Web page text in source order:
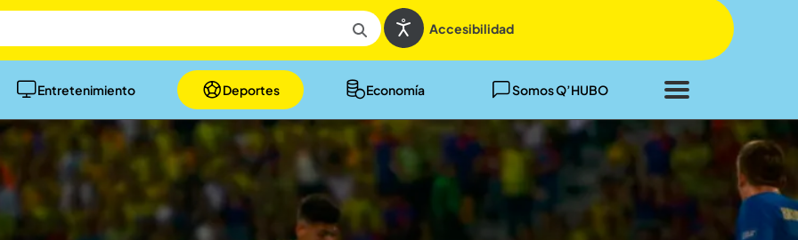
Accesibilidad
Entretenimiento Deportes Economía Somos Q’HUBO
Cerrar